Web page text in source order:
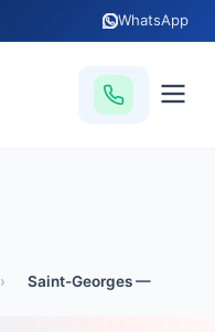
WhatsApp
›
Saint-Georges —